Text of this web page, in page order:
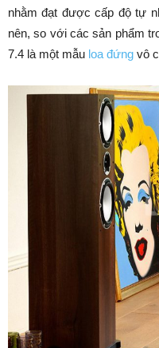
nhằm đạt được cấp độ tự
nên, so với các sản phẩm
7.4 là một mẫu loa đứng vô